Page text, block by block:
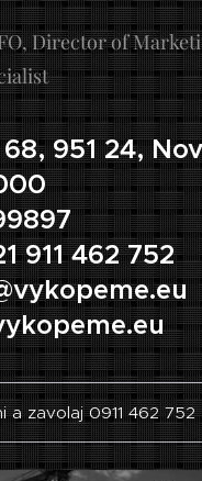
Director of
951 24,
911 462 752
a zavolaj 0911 462 752